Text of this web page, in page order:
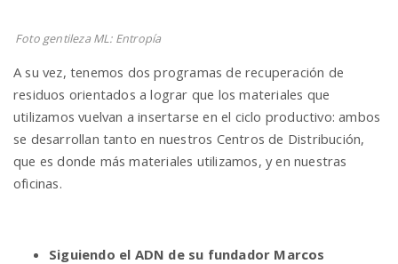
Foto gentileza ML: Entropía
A su vez, tenemos dos programas de recuperación de
residuos orientados a lograr que los materiales que
utilizamos vuelvan a insertarse en el ciclo productivo: ambos
se desarrollan tanto en nuestros Centros de Distribución,
que es donde más materiales utilizamos, y en nuestras
oficinas.
Siguiendo el ADN de su fundador Marcos